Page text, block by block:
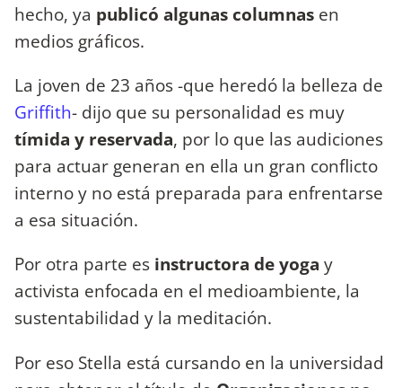
hecho, ya publicó algunas columnas en
medios gráficos.
La joven de 23 años -que heredó la belleza de
Griffith- dijo que su personalidad es muy
tímida y reservada, por lo que las audiciones
para actuar generan en ella un gran conflicto
interno y no está preparada para enfrentarse
a esa situación.
Por otra parte es instructora de yoga y
activista enfocada en el medioambiente, la
sustentabilidad y la meditación.
Por eso Stella está cursando en la universidad